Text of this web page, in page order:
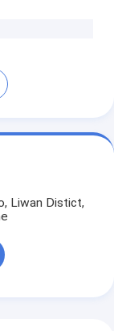
Liwan Distict,